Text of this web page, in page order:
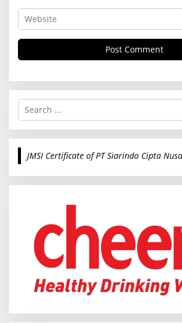
S
r
c
o
JMSI Certificate of PT Siarindo Cipta